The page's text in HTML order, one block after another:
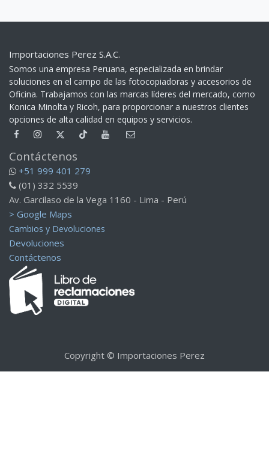
Importaciones Perez S.A.C.
Somos una empresa Peruana, especializada en brindar
soluciones en el campo de las fotocopiadoras y accesorios de
Oficina. Trabajamos con las marcas líderes del mercado, como
Konica Minolta y Ricoh, para proporcionar a nuestros clientes
opciones de alta calidad en equipos y servicios.​
Contáctenos
+51 999 401 279
(01) 332 5539
Av. Garcilaso de la Vega 1160 - Lima - Perú
> Google Maps
Cambios y Devoluciones
Devoluciones
Contáctenos
Copyright © Importaciones Perez